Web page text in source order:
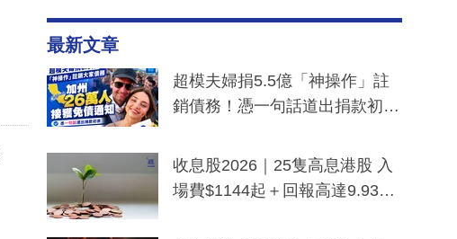
最新文章
超模夫婦捐5.5億「神操作」註
銷債務！憑一句話道出捐款初
一度被誤當詐騙手段
收息股2026｜25隻高息港股 入
場費$1144起＋回報高達9.93